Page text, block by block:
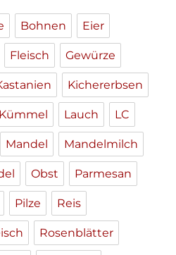
Bohnen Eier
Fleisch Gewürze
Kichererbsen
Kümmel Lauch LC
Mandel Mandelmilch
Obst Parmesan
Pilze Reis
Rosenblätter